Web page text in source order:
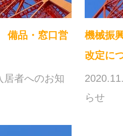
品・窓口営
居者へのお知
機械振
改定に
らせ